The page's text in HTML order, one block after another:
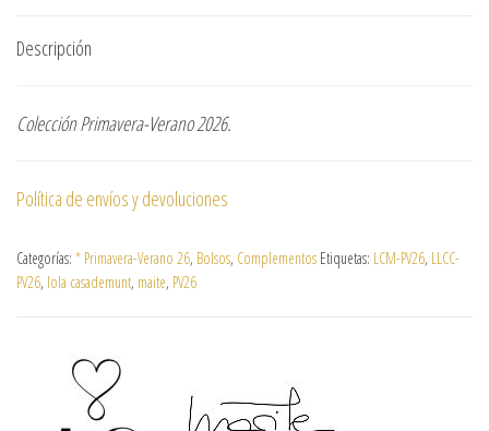
Descripción
Colección Primavera-Verano 2026.
Política de envíos y devoluciones
Categorías: * Primavera-Verano 26, Bolsos, Complementos Etiquetas: LCM-PV26, LLCC-
PV26, lola casademunt, maite, PV26